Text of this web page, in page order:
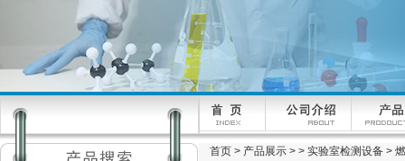
首页 > 产品展示 > > 实验室检测设备 >